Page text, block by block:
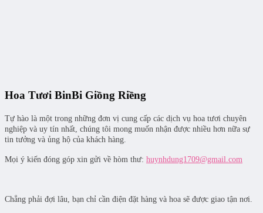
Hoa Tươi BinBi Giồng Riềng
Tự hào là một trong những đơn vị cung cấp các dịch vụ hoa tươi chuyên
nghiệp và uy tín nhất, chúng tôi mong muốn nhận được nhiều hơn nữa sự
tin tưởng và ủng hộ của khách hàng.
Mọi ý kiến đóng góp xin gửi về hòm thư: huynhdung1709@gmail.com
Chẳng phải đợi lâu, bạn chỉ cần điện đặt hàng và hoa sẽ được giao tận nơi.